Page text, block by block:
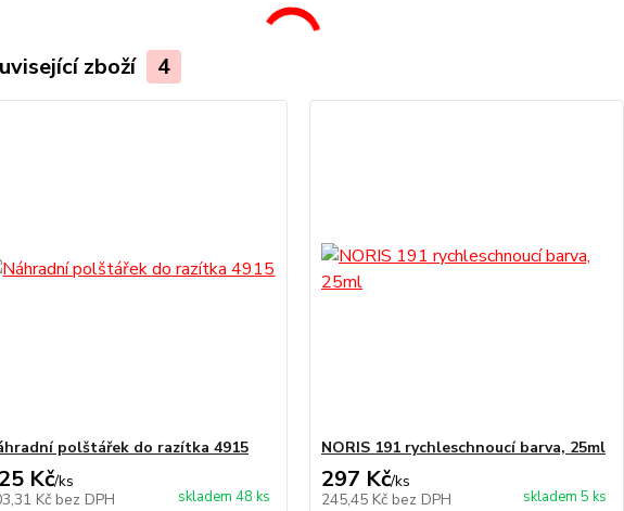
zboží 4
polštářek do razítka 4915
Kč/ks
Kč bez DPH skladem 48 ks
NORIS 191 rychleschnoucí barva, 25ml
297 Kč/ks
245,45 Kč bez DPH skladem 5 ks